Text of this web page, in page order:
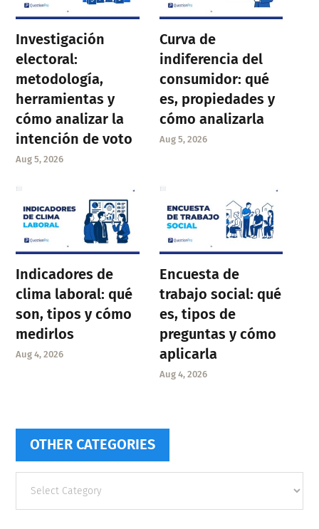
Investigación
electoral:
metodología,
herramientas y
cómo analizar la
intención de voto
Aug 5, 2026
Curva de
indiferencia del
consumidor: qué
es, propiedades y
cómo analizarla
Aug 5, 2026
Indicadores de
clima laboral: qué
son, tipos y cómo
medirlos
Aug 4, 2026
Encuesta de
trabajo social: qué
es, tipos de
preguntas y cómo
aplicarla
Aug 4, 2026
OTHER CATEGORIES
categories